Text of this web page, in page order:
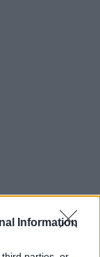
Information